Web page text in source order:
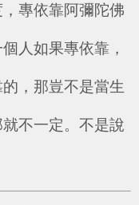
專依靠阿彌陀佛
人如果專依靠，
，那豈不是當生
不一定。不是說